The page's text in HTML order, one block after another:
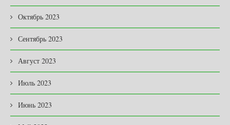
Октябрь 2023
Сентябрь 2023
Август 2023
Июль 2023
Июнь 2023